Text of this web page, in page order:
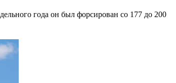
года он был форсирован со 177 до 200